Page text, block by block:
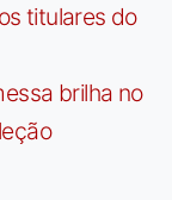
titulares do
brilha no